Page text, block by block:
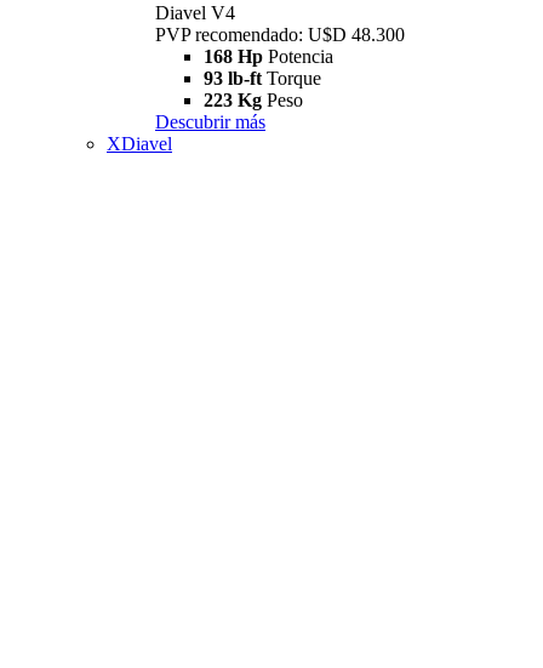
Diavel V4
PVP recomendado: U$D 48.300
168 Hp Potencia
93 lb-ft Torque
223 Kg Peso
Descubrir más
XDiavel